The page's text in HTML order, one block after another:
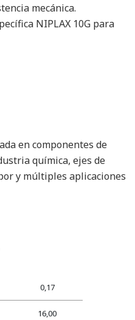
mecánica.
NIPLAX 10G para
en componentes de
química, ejes de
y múltiples aplicaciones
0,17
16,00